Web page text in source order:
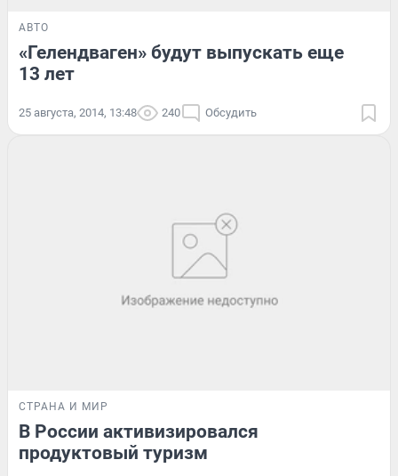
АВТО
«Гелендваген» будут выпускать еще
13 лет
25 августа, 2014, 13:48 240 Обсудить
СТРАНА И МИР
В России активизировался
продуктовый туризм